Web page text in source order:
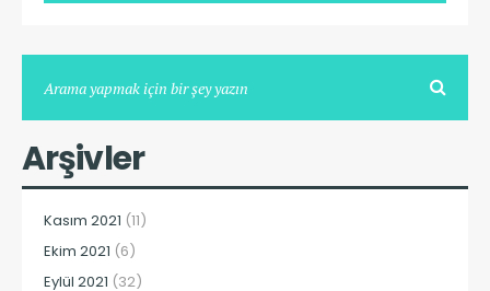
Arşivler
Kasım 2021 (11)
Ekim 2021 (6)
Eylül 2021 (32)